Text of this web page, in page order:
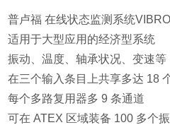
普卢福 在线状态监测系统
适用于大型应用的经济型系统
振动、温度、轴承状况、变速等
在三个输入条目上共享多达 18
每个多路复用器多 9 条通道
可在 ATEX 区域装备 100 多个